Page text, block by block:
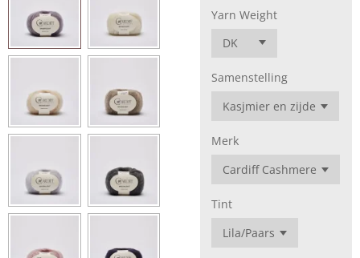
Yarn Weight
Samenstelling
Merk
Tint